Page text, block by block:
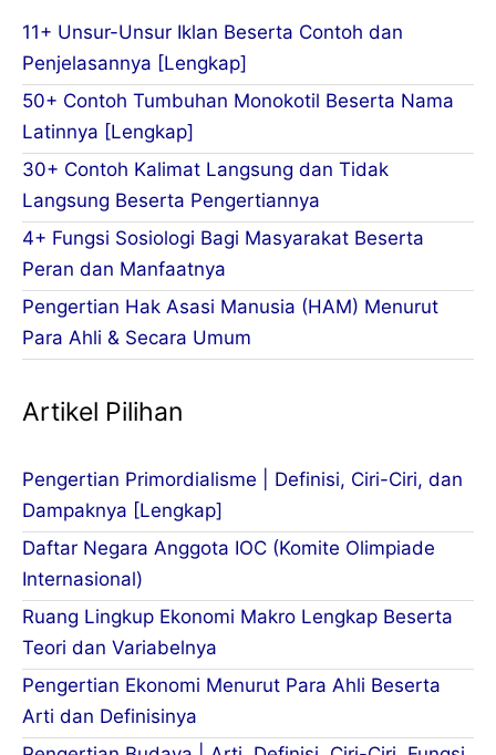
11+ Unsur-Unsur Iklan Beserta Contoh dan
Penjelasannya [Lengkap]
50+ Contoh Tumbuhan Monokotil Beserta Nama
Latinnya [Lengkap]
30+ Contoh Kalimat Langsung dan Tidak
Langsung Beserta Pengertiannya
4+ Fungsi Sosiologi Bagi Masyarakat Beserta
Peran dan Manfaatnya
Pengertian Hak Asasi Manusia (HAM) Menurut
Para Ahli & Secara Umum
Artikel Pilihan
Pengertian Primordialisme | Definisi, Ciri-Ciri, dan
Dampaknya [Lengkap]
Daftar Negara Anggota IOC (Komite Olimpiade
Internasional)
Ruang Lingkup Ekonomi Makro Lengkap Beserta
Teori dan Variabelnya
Pengertian Ekonomi Menurut Para Ahli Beserta
Arti dan Definisinya